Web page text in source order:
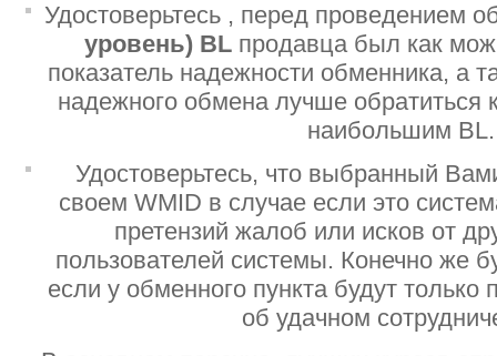
Удостоверьтесь , перед проведением
уровень) BL продавца был как
показатель надежности обменника, а
надежного обмена лучше
наибольшим BL.
Удостоверьтесь, что выбранный
своем WMID в случае если это
претензий жалоб или исков от
пользователей системы. Конечно же
если у обменного пункта будут
об удачном